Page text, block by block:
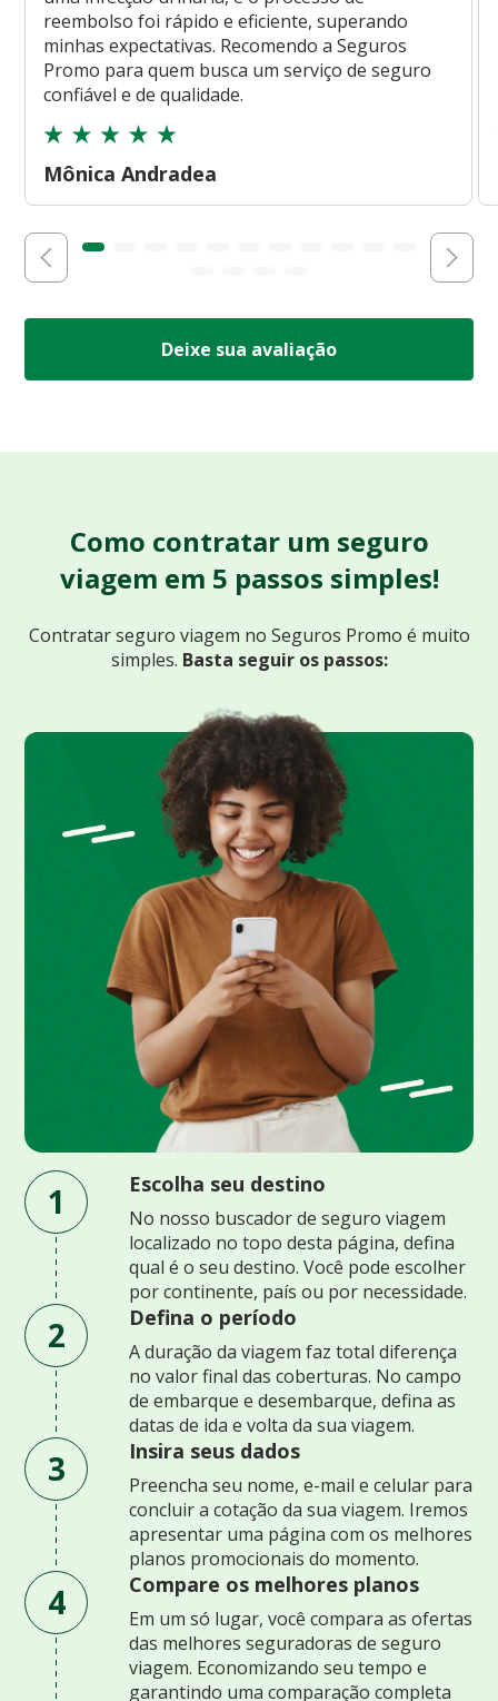
reembolso foi rápido e eficiente, superando
minhas expectativas. Recomendo a Seguros
Promo para quem busca um serviço de seguro
confiável e de qualidade.
Mônica Andradea
Deixe sua avaliação
Como contratar um seguro
viagem em 5 passos simples!
Contratar seguro viagem no Seguros Promo é muito
simples. Basta seguir os passos:
1 Escolha seu destino
No nosso buscador de seguro viagem
localizado no topo desta página, defina
qual é o seu destino. Você pode escolher
por continente, país ou por necessidade.
2 Defina o período
A duração da viagem faz total diferença
no valor final das coberturas. No campo
de embarque e desembarque, defina as
datas de ida e volta da sua viagem.
3 Insira seus dados
Preencha seu nome, e-mail e celular para
concluir a cotação da sua viagem. Iremos
apresentar uma página com os melhores
planos promocionais do momento.
4 Compare os melhores planos
Em um só lugar, você compara as ofertas
das melhores seguradoras de seguro
viagem. Economizando seu tempo e
garantindo uma comparação completa